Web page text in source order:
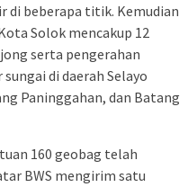
di beberapa titik. Kemudian
Solok mencakup 12
serta pengerahan
di daerah Selayo
Paninggahan, dan Batang
160 geobag telah
BWS mengirim satu